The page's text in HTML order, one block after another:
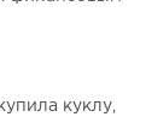
куклу,